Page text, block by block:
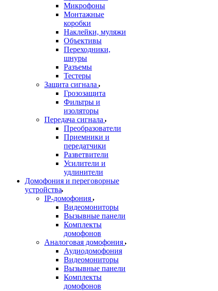
Микрофоны
Монтажные
коробки
Наклейки, муляжи
Объективы
Переходники,
шнуры
Разъемы
Тестеры
Защита сигнала
Грозозащита
Фильтры и
изоляторы
Передача сигнала
Преобразователи
Приемники и
передатчики
Разветвители
Усилители и
удлинители
Домофония и переговорные
устройства
IP-домофония
Видеомониторы
Вызывные панели
Комплекты
домофонов
Аналоговая домофония
Аудиодомофония
Видеомониторы
Вызывные панели
Комплекты
домофонов